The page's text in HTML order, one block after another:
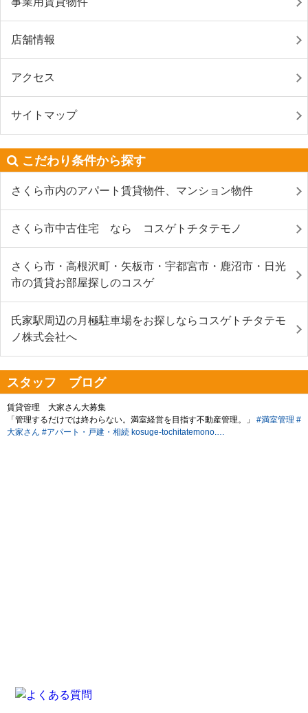
店舗情報
アクセス
サイトマップ
こだわり条件から探す
さくら市内のアパート賃貸物件、マンション物件
さくら市中古住宅 なら コスゲトチタテモノ
さくら市・高根沢町・矢板市・宇都宮市・鹿沼市・日光
市の賃貸お部屋探しのコスゲ
氏家駅周辺の月極駐車場をお探しならコスゲトチタテモ
ノ株式会社へ
スタッフ ブログ